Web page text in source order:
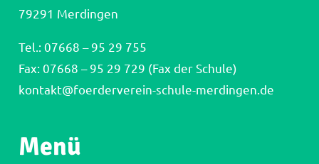
79291 Merdingen
Tel.: 07668 – 95 29 755
Fax: 07668 – 95 29 729 (Fax der Schule)
kontakt@foerderverein-schule-merdingen.de
Menü